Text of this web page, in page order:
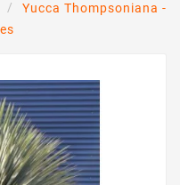
Yucca Thompsoniana -